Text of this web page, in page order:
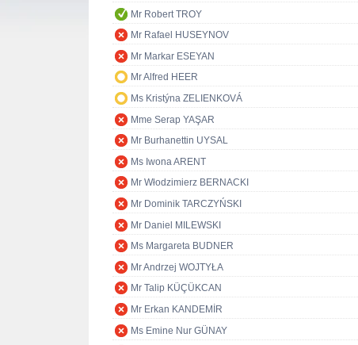
Mr Robert TROY
Mr Rafael HUSEYNOV
Mr Markar ESEYAN
Mr Alfred HEER
Ms Kristýna ZELIENKOVÁ
Mme Serap YAŞAR
Mr Burhanettin UYSAL
Ms Iwona ARENT
Mr Włodzimierz BERNACKI
Mr Dominik TARCZYŃSKI
Mr Daniel MILEWSKI
Ms Margareta BUDNER
Mr Andrzej WOJTYŁA
Mr Talip KÜÇÜKCAN
Mr Erkan KANDEMİR
Ms Emine Nur GÜNAY